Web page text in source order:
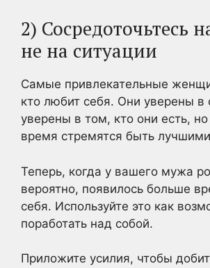
2) Сосредоточьтесь
не на ситуации
Самые привлекательные
кто любит себя. Они уверены в
уверены в том, кто они есть,
время стремятся быть
Теперь, когда у вашего мужа
вероятно, появилось больше
себя. Используйте это как
поработать над собой.
Приложите усилия, чтобы